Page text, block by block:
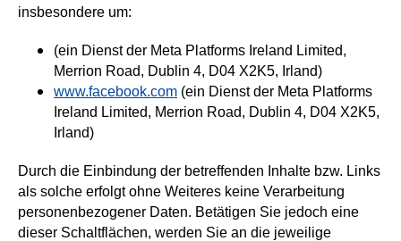
insbesondere um:
(ein Dienst der Meta Platforms Ireland Limited,
Merrion Road, Dublin 4, D04 X2K5, Irland)
www.facebook.com (ein Dienst der Meta Platforms
Ireland Limited, Merrion Road, Dublin 4, D04 X2K5,
Irland)
Durch die Einbindung der betreffenden Inhalte bzw. Links
als solche erfolgt ohne Weiteres keine Verarbeitung
personenbezogener Daten. Betätigen Sie jedoch eine
dieser Schaltflächen, werden Sie an die jeweilige